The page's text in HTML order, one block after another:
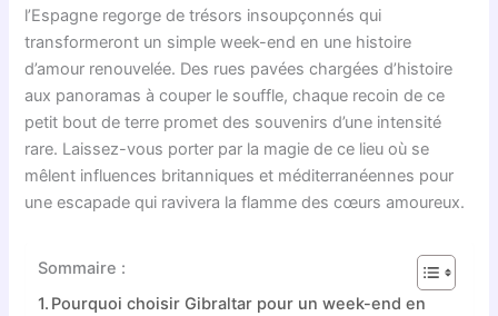
l’Espagne regorge de trésors insoupçonnés qui
transformeront un simple week-end en une histoire
d’amour renouvelée. Des rues pavées chargées d’histoire
aux panoramas à couper le souffle, chaque recoin de ce
petit bout de terre promet des souvenirs d’une intensité
rare. Laissez-vous porter par la magie de ce lieu où se
mêlent influences britanniques et méditerranéennes pour
une escapade qui ravivera la flamme des cœurs amoureux.
Sommaire :
Pourquoi choisir Gibraltar pour un week-end en